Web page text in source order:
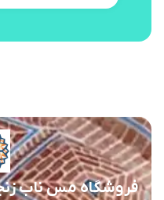
فروشگاه مس ناب